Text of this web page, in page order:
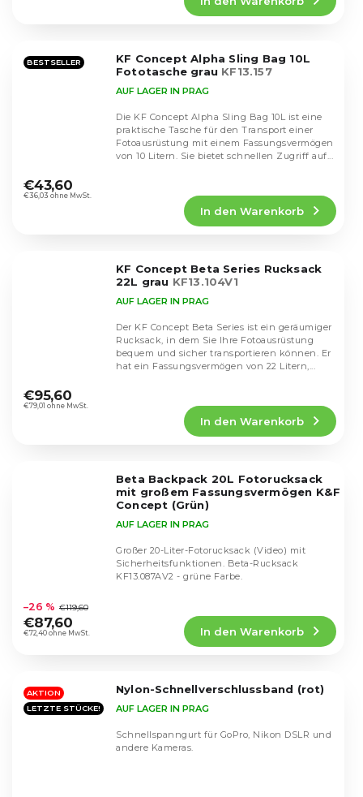
Sternen.
BESTSELLER
KF Concept Alpha Sling Bag 10L
Fototasche grau KF13.157
durchschnittliche
Produktbewertung
AUF LAGER IN PRAG
€36,03 ohne MwSt.
€43,60
In den Warenkorb
Die KF Concept Alpha Sling Bag 10L ist eine
praktische Tasche für den Transport einer
Fotoausrüstung mit einem Fassungsvermögen
von 10 Litern. Sie bietet schnellen Zugriff auf...
KF Concept Beta Series Rucksack
22L grau KF13.104V1
durchschnittliche
Produktbewertung
AUF LAGER IN PRAG
€79,01 ohne MwSt.
€95,60
In den Warenkorb
Der KF Concept Beta Series ist ein geräumiger
Rucksack, in dem Sie Ihre Fotoausrüstung
bequem und sicher transportieren können. Er
hat ein Fassungsvermögen von 22 Litern,...
Beta Backpack 20L Fotorucksack
mit großem Fassungsvermögen K&F
Concept (Grün)
durchschnittliche
Produktbewertung
ist
Sternen.
AUF LAGER IN PRAG
€72,40 ohne MwSt.
–26 % €119,60
€87,60
In den Warenkorb
Großer 20-Liter-Fotorucksack (Video) mit
Sicherheitsfunktionen. Beta-Rucksack
KF13.087AV2 - grüne Farbe.
AKTION
LETZTE STÜCKE!
Nylon-Schnellverschlussband (rot)
AUF LAGER IN PRAG
Schnellspanngurt für GoPro, Nikon DSLR und
andere Kameras.